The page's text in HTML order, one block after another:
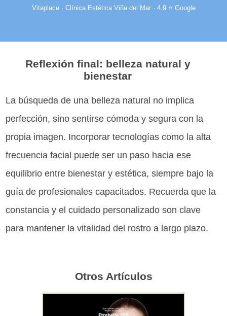
Vitaplace · Clínica Estética Viña del Mar · 4.9 ⭐ Google
Reflexión final: belleza natural y
bienestar
La búsqueda de una belleza natural no implica
perfección, sino sentirse cómoda y segura con la
propia imagen. Incorporar tecnologías como la alta
frecuencia facial puede ser un paso hacia ese
equilibrio entre bienestar y estética, siempre bajo la
guía de profesionales capacitados. Recuerda que la
constancia y el cuidado personalizado son clave
para mantener la vitalidad del rostro a largo plazo.
Otros Artículos